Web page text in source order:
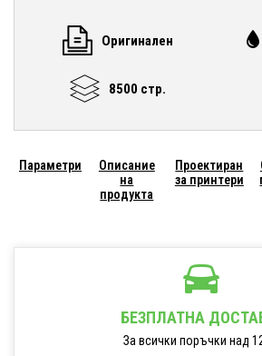
Оригинален
8500 стр.
Параметри
Описание
на
продукта
Проектиран
за принтери
БЕЗПЛАТНА
За всички поръчки над